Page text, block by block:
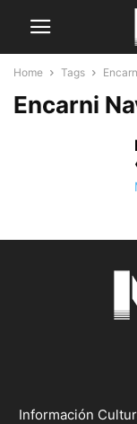
Home Tags
Encarni
Información